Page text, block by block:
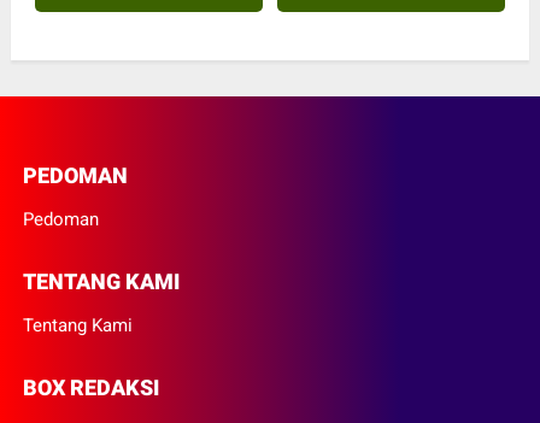
PEDOMAN
Pedoman
TENTANG KAMI
Tentang Kami
BOX REDAKSI